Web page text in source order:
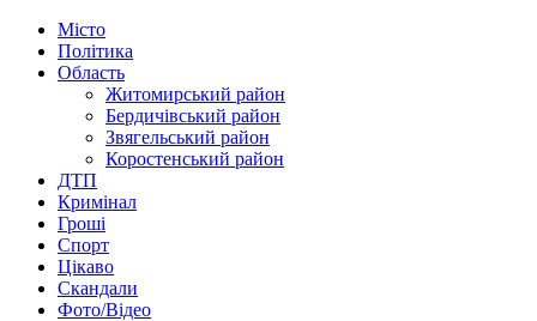
Місто
Політика
Область
Житомирський район
Бердичівський район
Звягельський район
Коростенський район
ДТП
Кримінал
Гроші
Спорт
Цікаво
Скандали
Фото/Відео